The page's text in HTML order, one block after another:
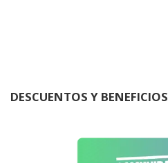
DESCUENTOS Y BENEFICIOS